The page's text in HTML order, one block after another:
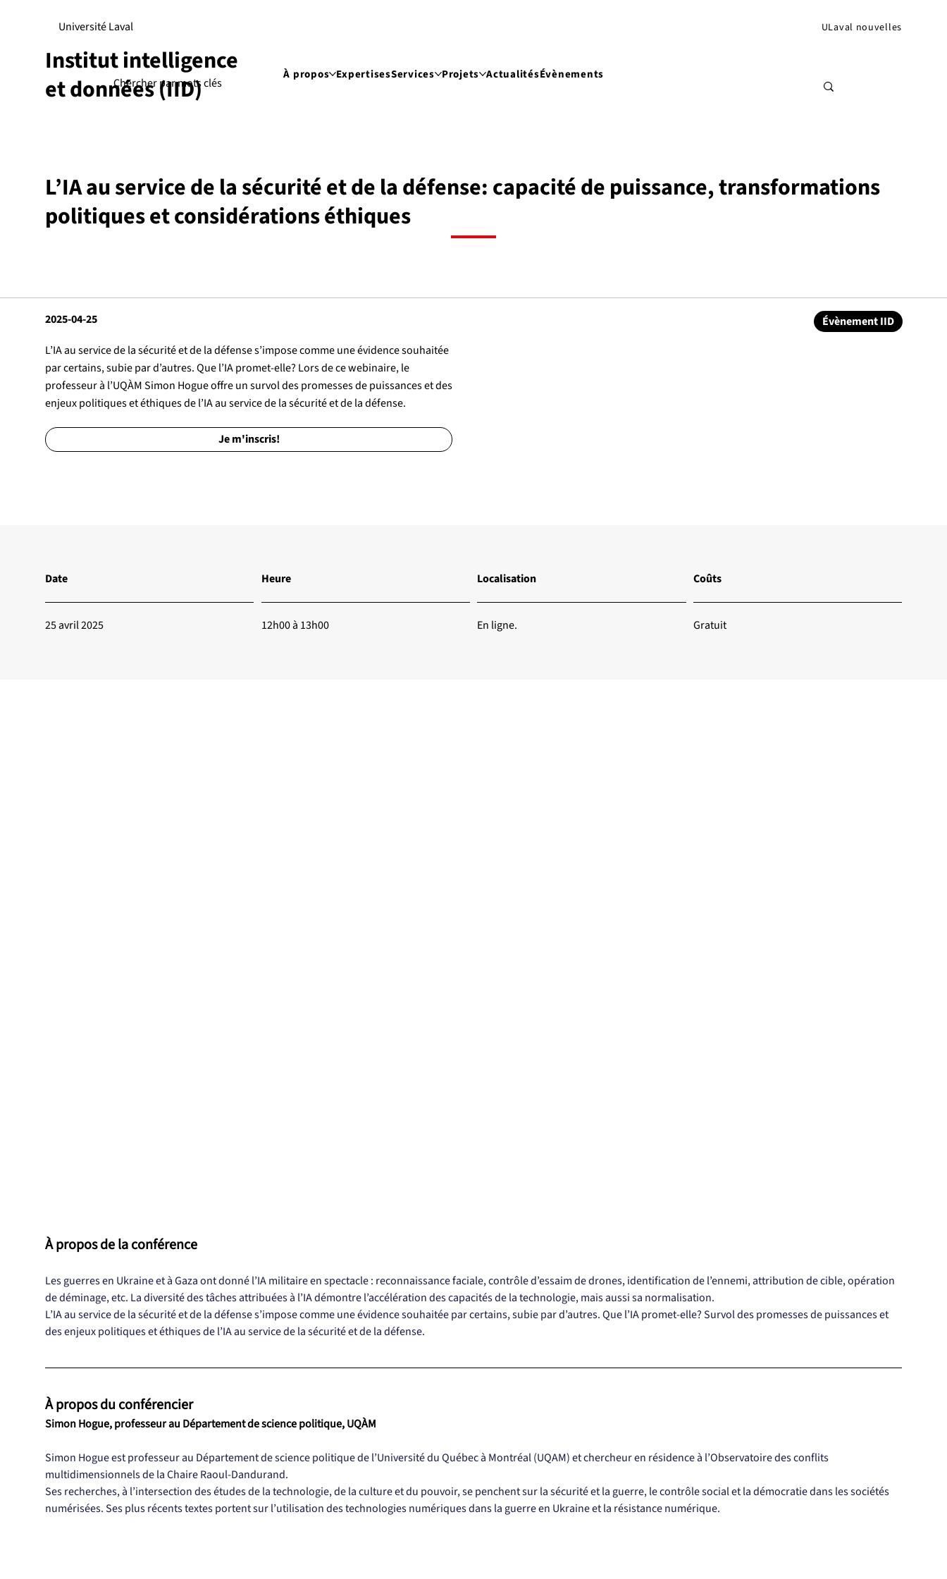
Institut intelligence
et données (IID)
À propos ExpertisesServices Projets ActualitésÉvènements
ULaval nouvelles
Université Laval
L’IA au service de la sécurité et de la défense: capacité de puissance, transformations
politiques et considérations éthiques
Évènement IID
2025-04-25
L’IA au service de la sécurité et de la défense s’impose comme une évidence souhaitée
par certains, subie par d’autres. Que l’IA promet-elle? Lors de ce webinaire, le
professeur à l’UQÀM Simon Hogue offre un survol des promesses de puissances et des
enjeux politiques et éthiques de l’IA au service de la sécurité et de la défense.
Je m'inscris!
Date
25 avril 2025
Heure
12h00 à 13h00
Localisation
En ligne.
Coûts
Gratuit
À propos de la conférence
Les guerres en Ukraine et à Gaza ont donné l’IA militaire en spectacle : reconnaissance faciale, contrôle d’essaim de drones, identification de l’ennemi, attribution de cible, opération
de déminage, etc. La diversité des tâches attribuées à l’IA démontre l’accélération des capacités de la technologie, mais aussi sa normalisation.
L’IA au service de la sécurité et de la défense s’impose comme une évidence souhaitée par certains, subie par d’autres. Que l’IA promet-elle? Survol des promesses de puissances et
des enjeux politiques et éthiques de l’IA au service de la sécurité et de la défense.
À propos du conférencier
Simon Hogue, professeur au Département de science politique, UQÀM
Simon Hogue est professeur au Département de science politique de l’Université du Québec à Montréal (UQAM) et chercheur en résidence à l’Observatoire des conflits
multidimensionnels de la Chaire Raoul-Dandurand.
Ses recherches, à l’intersection des études de la technologie, de la culture et du pouvoir, se penchent sur la sécurité et la guerre, le contrôle social et la démocratie dans les sociétés
numérisées. Ses plus récents textes portent sur l’utilisation des technologies numériques dans la guerre en Ukraine et la résistance numérique.